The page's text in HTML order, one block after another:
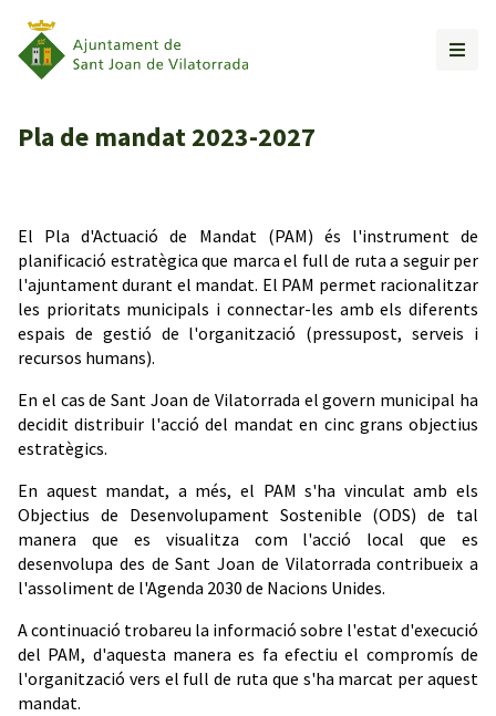
Pla de mandat 2023-2027
El Pla d'Actuació de Mandat (PAM) és l'instrument de
planificació estratègica que marca el full de ruta a seguir per
l'ajuntament durant el mandat. El PAM permet racionalitzar
les prioritats municipals i connectar-les amb els diferents
espais de gestió de l'organització (pressupost, serveis i
recursos humans).
En el cas de Sant Joan de Vilatorrada el govern municipal ha
decidit distribuir l'acció del mandat en cinc grans objectius
estratègics.
En aquest mandat, a més, el PAM s'ha vinculat amb els
Objectius de Desenvolupament Sostenible (ODS) de tal
manera que es visualitza com l'acció local que es
desenvolupa des de Sant Joan de Vilatorrada contribueix a
l'assoliment de l'Agenda 2030 de Nacions Unides.
A continuació trobareu la informació sobre l'estat d'execució
del PAM, d'aquesta manera es fa efectiu el compromís de
l'organització vers el full de ruta que s'ha marcat per aquest
mandat.